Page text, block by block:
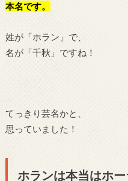
本名です。
姓が「ホラン」で、
名が「千秋」ですね！
てっきり芸名かと、
思っていました！
ホランは本当はホ